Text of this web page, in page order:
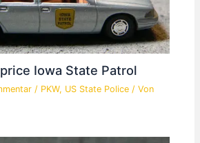
Iowa State Patrol
/ PKW, US State Police / Von